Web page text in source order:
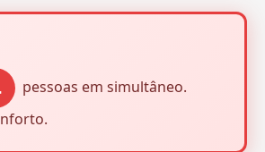
pessoas em simultâneo.